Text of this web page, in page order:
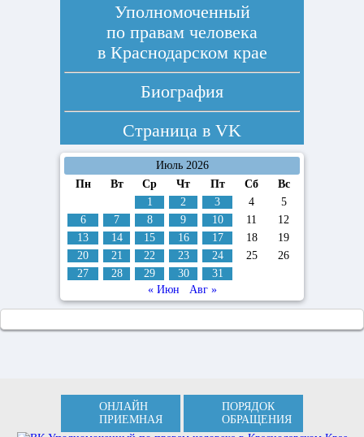
Уполномоченный
по правам человека
в Краснодарском крае
Биография
Страница в VK
Июль 2026
Пн
Вт Ср Чт Пт Сб
Вс
1
2 3 4
5
6
7 8 9 10 11
12
13
14 15 16 17 18
19
20
21 22 23 24 25
26
27
28 29 30
31
« Июн
Авг »
ОНЛАЙН
ПРИЕМНАЯ
ПОРЯДОК
ОБРАЩЕНИЯ